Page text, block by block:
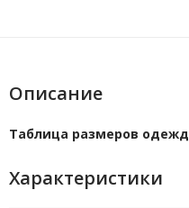
Описание
Таблица размеров
Характеристики